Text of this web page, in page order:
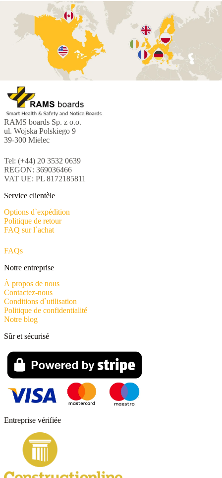
RAMS boards Sp. z o.o.
ul. Wojska Polskiego 9
39-300 Mielec
Tel: (+44) 20 3532 0639
REGON: 369036466
VAT UE: PL 8172185811
Service clientèle
Options d`expédition
Politique de retour
FAQ sur l`achat
FAQs
Notre entreprise
À propos de nous
Contactez-nous
Conditions d`utilisation
Politique de confidentialité
Notre blog
Entreprise vérifiée
Sûr et sécurisé